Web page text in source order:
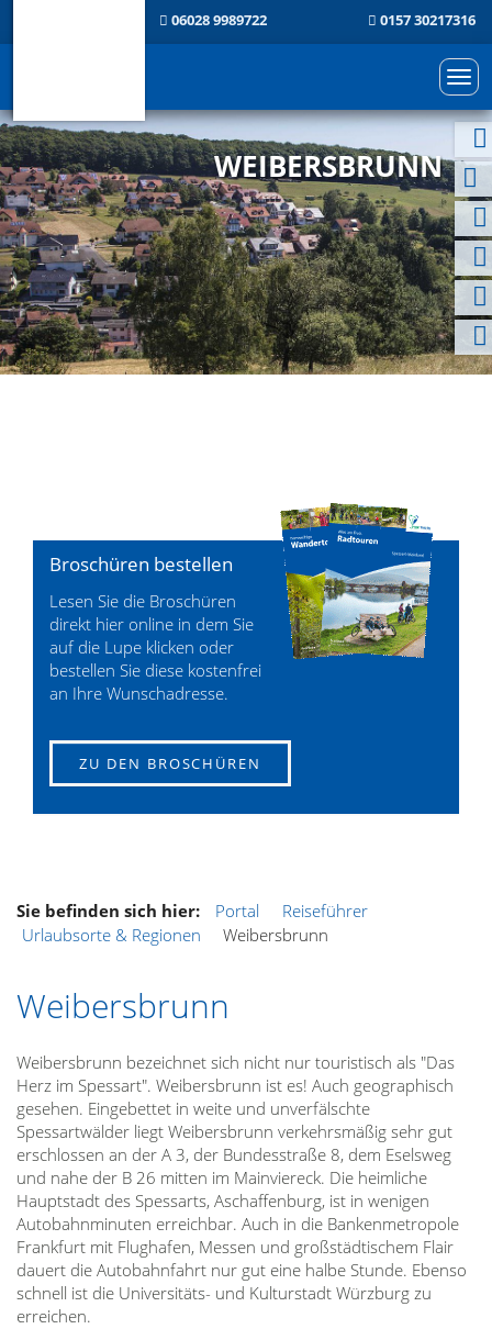
06028 9989722 0157 30217316
WEIBERSBRUNN
Broschüren bestellen
Lesen Sie die Broschüren
direkt hier online in dem Sie
auf die Lupe klicken oder
bestellen Sie diese kostenfrei
an Ihre Wunschadresse.
ZU DEN BROSCHÜREN
Sie befinden sich hier: Portal
Reiseführer
Urlaubsorte & Regionen
Weibersbrunn
Weibersbrunn
Weibersbrunn bezeichnet sich nicht nur touristisch als "Das
Herz im Spessart". Weibersbrunn ist es! Auch geographisch
gesehen. Eingebettet in weite und unverfälschte
Spessartwälder liegt Weibersbrunn verkehrsmäßig sehr gut
erschlossen an der A 3, der Bundesstraße 8, dem Eselsweg
und nahe der B 26 mitten im Mainviereck. Die heimliche
Hauptstadt des Spessarts, Aschaffenburg, ist in wenigen
Autobahnminuten erreichbar. Auch in die Bankenmetropole
Frankfurt mit Flughafen, Messen und großstädtischem Flair
dauert die Autobahnfahrt nur gut eine halbe Stunde. Ebenso
schnell ist die Universitäts- und Kulturstadt Würzburg zu
erreichen.